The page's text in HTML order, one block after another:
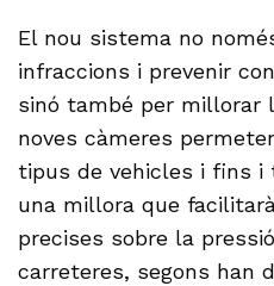
El nou sistema no
infraccions i prevenir
sinó també per millorar
noves càmeres
tipus de vehicles i fins
una millora que
precises sobre la
carreteres, segons han